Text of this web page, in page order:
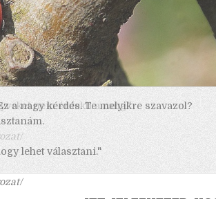
a nagy kérdés. Te melyikre szavazol?
lehet választani."